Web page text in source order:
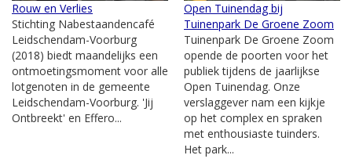
Rouw en Verlies
Stichting Nabestaandencafé
Leidschendam-Voorburg
(2018) biedt maandelijks een
ontmoetingsmoment voor alle
lotgenoten in de gemeente
Leidschendam-Voorburg. 'Jij
Ontbreekt' en Effero...
Open Tuinendag bij
Tuinenpark De Groene Zoom
Tuinenpark De Groene Zoom
opende de poorten voor het
publiek tijdens de jaarlijkse
Open Tuinendag. Onze
verslaggever nam een kijkje
op het complex en spraken
met enthousiaste tuinders.
Het park...